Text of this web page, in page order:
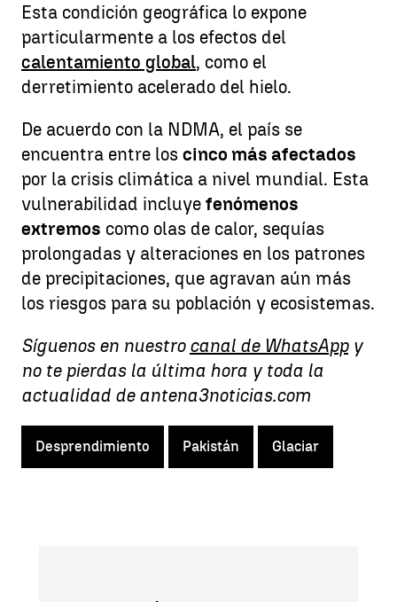
Esta condición geográfica lo expone
particularmente a los efectos del
calentamiento global, como el
derretimiento acelerado del hielo.
De acuerdo con la NDMA, el país se
encuentra entre los cinco más afectados
por la crisis climática a nivel mundial. Esta
vulnerabilidad incluye fenómenos
extremos como olas de calor, sequías
prolongadas y alteraciones en los patrones
de precipitaciones, que agravan aún más
los riesgos para su población y ecosistemas.
Síguenos en nuestro canal de WhatsAppy
no te pierdas la última hora y toda la
actualidad de antena3noticias.com
Desprendimiento Pakistán Glaciar